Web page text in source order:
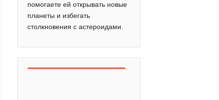
помогаете ей открывать новые
планеты и избегать
столкновения с астероидами.